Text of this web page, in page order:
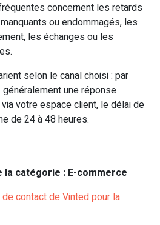
concernent les retards
ou endommagés, les
les échanges ou les
selon le canal choisi : par
une réponse
votre espace client, le délai de
de 24 à 48 heures.
la catégorie : E-commerce
contact de Vinted pour la